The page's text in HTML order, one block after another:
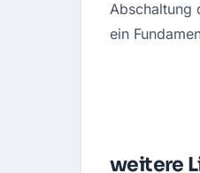
Abschaltung
ein
weitere